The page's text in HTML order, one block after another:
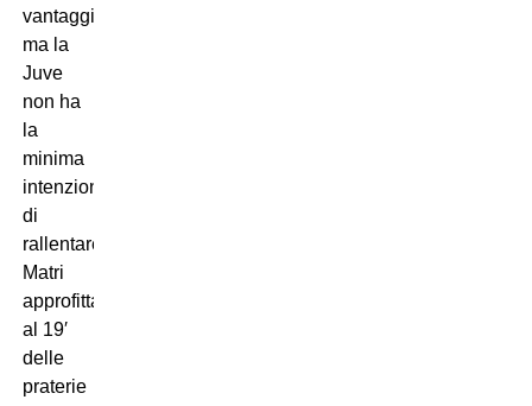
vantaggio
ma la
Juve
non ha
la
minima
intenzione
di
rallentare,
Matri
approfitta
al 19′
delle
praterie